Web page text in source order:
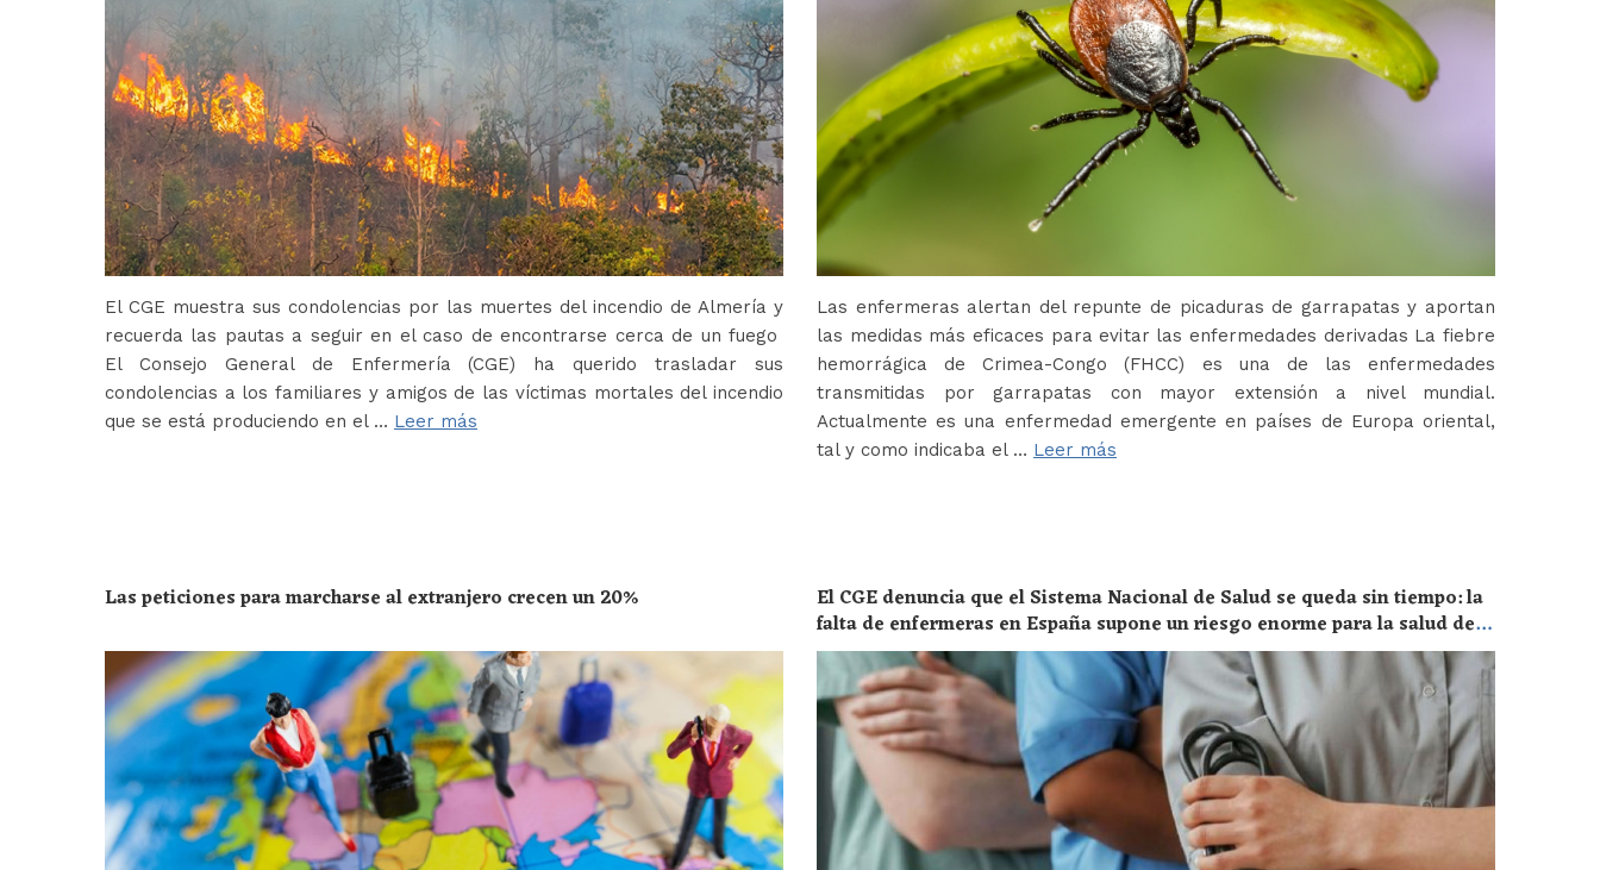
El CGE muestra sus condolencias por las muertes del incendio de Almería y
recuerda las pautas a seguir en el caso de encontrarse cerca de un fuego
El Consejo General de Enfermería (CGE) ha querido trasladar sus
condolencias a los familiares y amigos de las víctimas mortales del incendio
que se está produciendo en el … Leer más
Las enfermeras alertan del repunte de picaduras de garrapatas y aportan
las medidas más eficaces para evitar las enfermedades derivadas La fiebre
hemorrágica de Crimea-Congo (FHCC) es una de las enfermedades
transmitidas por garrapatas con mayor extensión a nivel mundial.
Actualmente es una enfermedad emergente en países de Europa oriental,
tal y como indicaba el … Leer más
Las peticiones para marcharse al extranjero crecen un 20% El CGE denuncia que el Sistema Nacional de Salud se queda sin tiempo: la
falta de enfermeras en España supone un riesgo enorme para la salud de
toda la población